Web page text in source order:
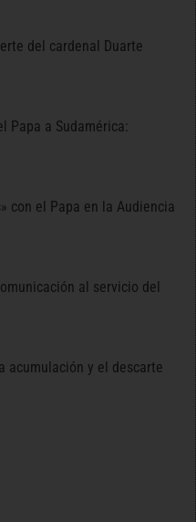
del cardenal Duarte
Papa a Sudamérica:
con el Papa en la Audiencia
al servicio del
acumulación y el descarte